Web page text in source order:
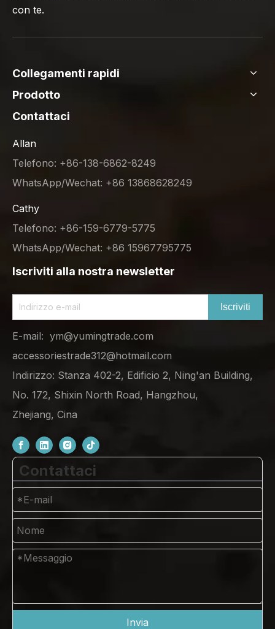
con te.
Collegamenti rapidi
Prodotto
Contattaci
Allan
Telefono: +86-138-6862-8249
WhatsApp/Wechat: +86 13868628249
Cathy
Telefono: +86-159-6779-5775
WhatsApp/Wechat: +86 15967795775
Iscriviti alla nostra newsletter
Iscriviti
E-mail: ym@yumingtrade.com
accessoriestrade312@hotmail.com
Indirizzo: Stanza 402-2, Edificio 2, Ning'an Building,
No. 172, Shixin North Road, Hangzhou,
Zhejiang, Cina
Contattaci
Invia